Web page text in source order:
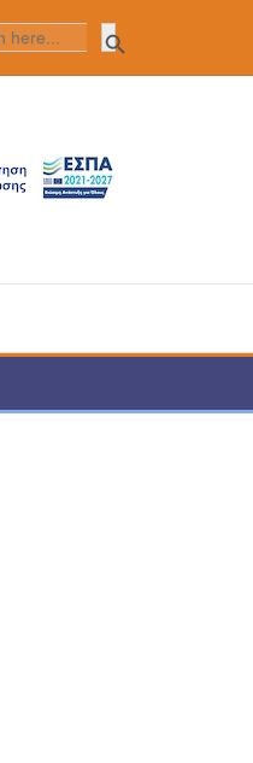
SEARCH
FOR: